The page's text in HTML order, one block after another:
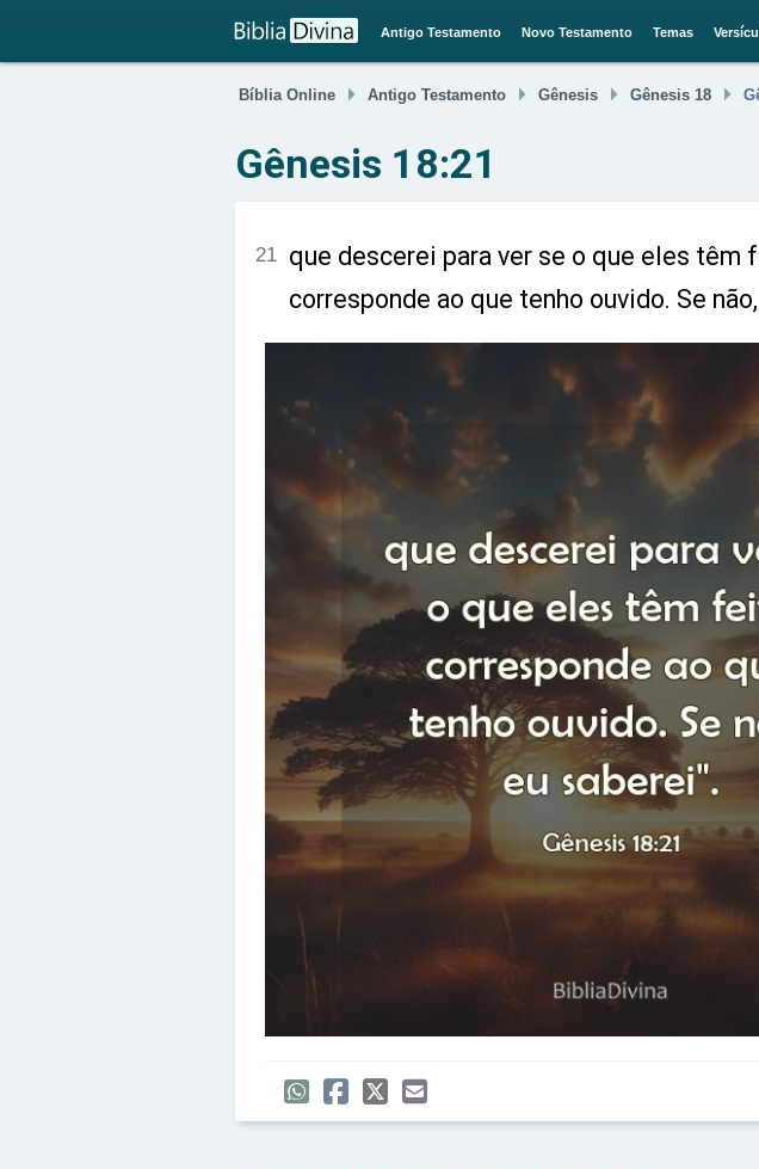
Antigo Testamento Novo Testamento Temas
Bíblia Online  Antigo Testamento  Gênesis  Gênesis 18 
Gênesis 18:21
21 que descerei para ver se o que eles têm
corresponde ao que tenho ouvido. Se